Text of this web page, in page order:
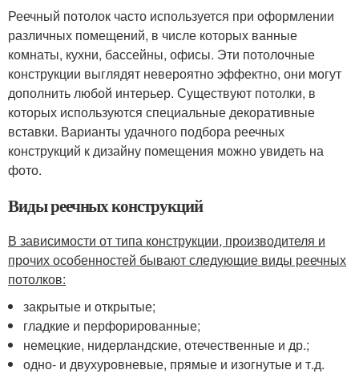
Реечный потолок часто используется при оформлении
различных помещений, в числе которых ванные
комнаты, кухни, бассейны, офисы. Эти потолочные
конструкции выглядят невероятно эффектно, они могут
дополнить любой интерьер. Существуют потолки, в
которых используются специальные декоративные
вставки. Варианты удачного подбора реечных
конструкций к дизайну помещения можно увидеть на
фото.
Виды реечных конструкций
В зависимости от типа конструкции, производителя и
прочих особенностей бывают следующие виды реечных
потолков:
закрытые и открытые;
гладкие и перфорированные;
немецкие, нидерландские, отечественные и др.;
одно- и двухуровневые, прямые и изогнутые и т.д.